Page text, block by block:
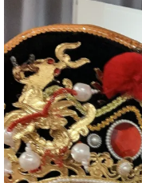
マジシャン派
@comedy_illusion
お疲れ様です
YouTubeを更
https://
#企業公式がお
#チャンネル登
#愛媛県